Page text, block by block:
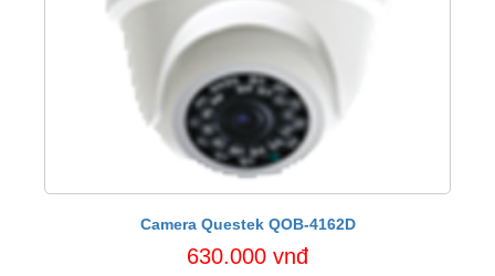
Camera Questek QOB-4162D
630.000 vnđ